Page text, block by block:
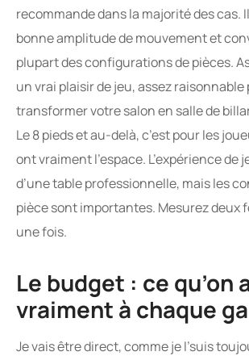
recommande dans la majorité des cas.
bonne amplitude de mouvement et
plupart des configurations de pièces.
un vrai plaisir de jeu, assez raisonnable
transformer votre salon en salle de
Le 8 pieds et au-delà, c’est pour les
ont vraiment l’espace. L’expérience de
d’une table professionnelle, mais les
pièce sont importantes. Mesurez deux
une fois.
Le budget : ce qu’on
vraiment à chaque
Je vais être direct, comme je l’suis